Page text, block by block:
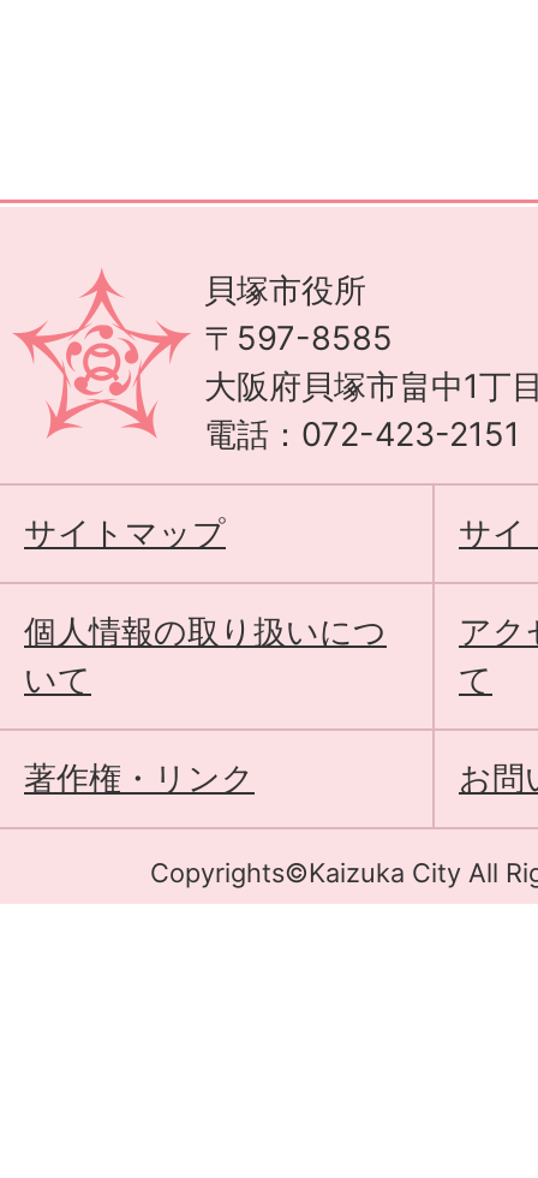
貝塚市役所
〒597-8585
大阪府貝塚市畠中1丁
電話：072-423-2151
サイトマップ サイ
個人情報の取り扱いにつ
いて
アク
て
著作権・リンク お問
Copyrights©Kaizuka City All